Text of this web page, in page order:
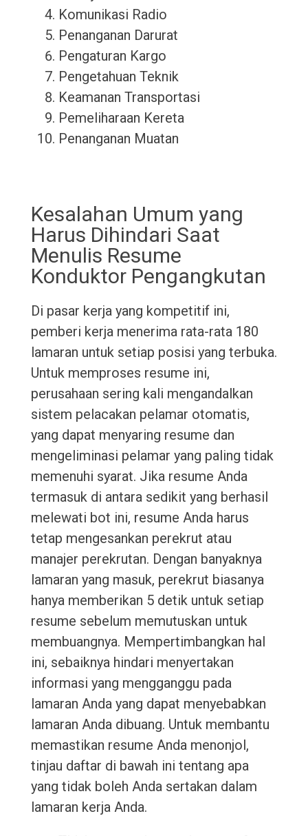
Komunikasi Radio
Penanganan Darurat
Pengaturan Kargo
Pengetahuan Teknik
Keamanan Transportasi
Pemeliharaan Kereta
Penanganan Muatan
Kesalahan Umum yang
Harus Dihindari Saat
Menulis Resume
Konduktor Pengangkutan
Di pasar kerja yang kompetitif ini,
pemberi kerja menerima rata-rata 180
lamaran untuk setiap posisi yang terbuka.
Untuk memproses resume ini,
perusahaan sering kali mengandalkan
sistem pelacakan pelamar otomatis,
yang dapat menyaring resume dan
mengeliminasi pelamar yang paling tidak
memenuhi syarat. Jika resume Anda
termasuk di antara sedikit yang berhasil
melewati bot ini, resume Anda harus
tetap mengesankan perekrut atau
manajer perekrutan. Dengan banyaknya
lamaran yang masuk, perekrut biasanya
hanya memberikan 5 detik untuk setiap
resume sebelum memutuskan untuk
membuangnya. Mempertimbangkan hal
ini, sebaiknya hindari menyertakan
informasi yang mengganggu pada
lamaran Anda yang dapat menyebabkan
lamaran Anda dibuang. Untuk membantu
memastikan resume Anda menonjol,
tinjau daftar di bawah ini tentang apa
yang tidak boleh Anda sertakan dalam
lamaran kerja Anda.